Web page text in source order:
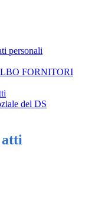
personali
FORNITORI
del DS
atti